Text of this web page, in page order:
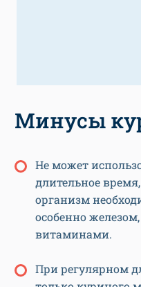
Минусы
Не может
длительное
организм
особенно
витаминами.
При регулярном